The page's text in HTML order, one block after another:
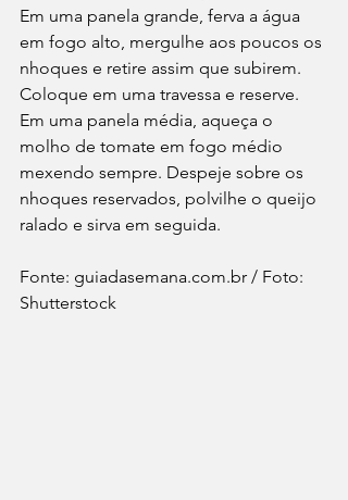
Em uma panela grande, ferva a água
em fogo alto, mergulhe aos poucos os
nhoques e retire assim que subirem.
Coloque em uma travessa e reserve.
Em uma panela média, aqueça o
molho de tomate em fogo médio
mexendo sempre. Despeje sobre os
nhoques reservados, polvilhe o queijo
ralado e sirva em seguida.
Fonte: guiadasemana.com.br / Foto:
Shutterstock